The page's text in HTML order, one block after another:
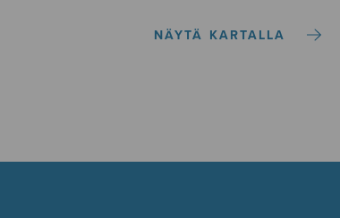
NÄYTÄ KARTALLA